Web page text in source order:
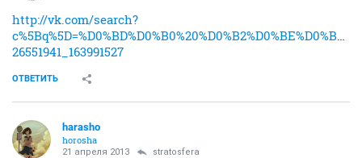
http://vk.com/search?
26551941_163991527
ОТВЕТИТЬ
harasho
horosha
21 апреля 2013 stratosfera